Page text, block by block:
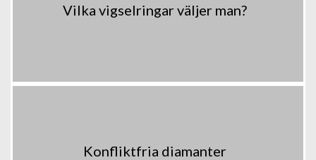
Vilka vigselringar väljer man?
Konfliktfria diamanter